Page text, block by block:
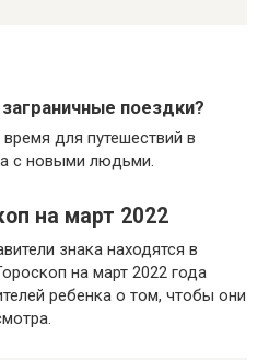
поездки?
для путешествий в
с новыми людьми.
на март 2022
знака находятся в
на март 2022 года
ребенка о том, чтобы они